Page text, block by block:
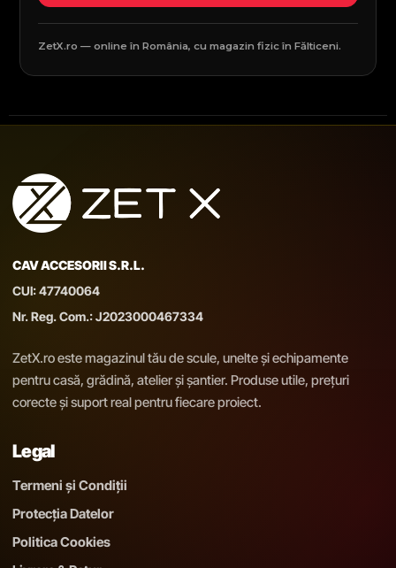
ZetX.ro — online în România, cu magazin fizic în Fălticeni.
CAV ACCESORII S.R.L.
CUI: 47740064
Nr. Reg. Com.: J2023000467334
ZetX.ro este magazinul tău de scule, unelte și echipamente
pentru casă, grădină, atelier și șantier. Produse utile, prețuri
corecte și suport real pentru fiecare proiect.
Legal
Termeni și Condiții
Protecția Datelor
Politica Cookies